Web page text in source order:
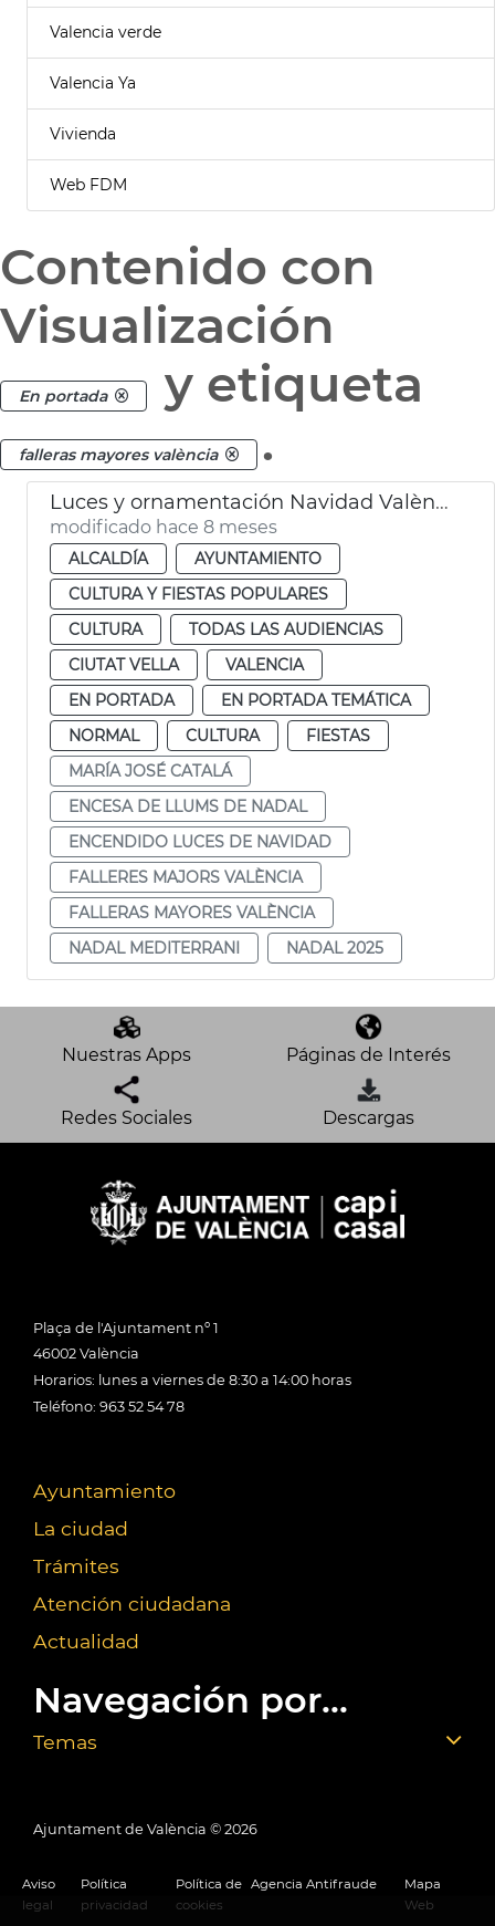
Valencia verde
Valencia Ya
Vivienda
Web FDM
Contenido con
Visualización
En portada y etiqueta
falleras mayores valència .
Luces y ornamentación Navidad València 2025
modificado hace 8 meses
ALCALDÍA
AYUNTAMIENTO
CULTURA Y FIESTAS POPULARES
CULTURA
TODAS LAS AUDIENCIAS
CIUTAT VELLA
VALENCIA
EN PORTADA
EN PORTADA TEMÁTICA
NORMAL
CULTURA
FIESTAS
MARÍA JOSÉ CATALÁ
ENCESA DE LLUMS DE NADAL
ENCENDIDO LUCES DE NAVIDAD
FALLERES MAJORS VALÈNCIA
FALLERAS MAYORES VALÈNCIA
NADAL MEDITERRANI
NADAL 2025
Nuestras Apps Páginas de Interés
Redes Sociales Descargas
Plaça de l'Ajuntament nº 1
46002 València
Horarios: lunes a viernes de 8:30 a 14:00 horas
Teléfono: 963 52 54 78
Ayuntamiento
La ciudad
Trámites
Atención ciudadana
Actualidad
Navegación por...
Temas
Ajuntament de València © 2026
Aviso
legal
Política
privacidad
Política de
cookies
Agencia Antifraude
Mapa
Web